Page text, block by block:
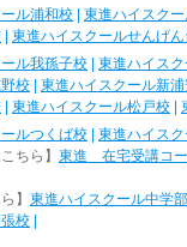
ル浦和校 東進ハイスク
東進ハイスクールせんげ
ル我孫子校 東進ハイス
校
東進ハイスクール新
東進ハイスクール松戸校
ルつくば校 東進ハイス
ちら】 東進 在宅受講コ
】 東進ハイスクール中学
校